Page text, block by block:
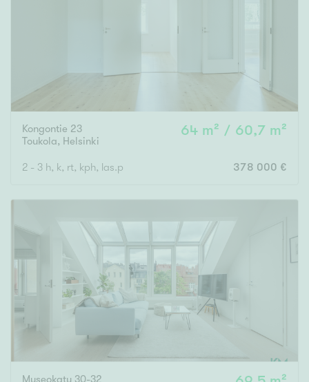
Kongontie 23
Toukola, Helsinki
64 m² / 60,7 m²
2 - 3 h, k, rt, kph, las.p 378 000 €
Museokatu 30-32